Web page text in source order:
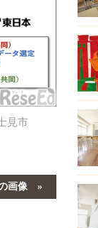
見市
画像